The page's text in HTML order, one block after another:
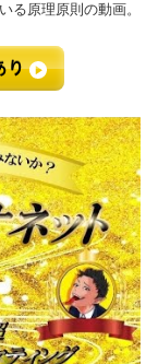
る原理原則の動画。
り